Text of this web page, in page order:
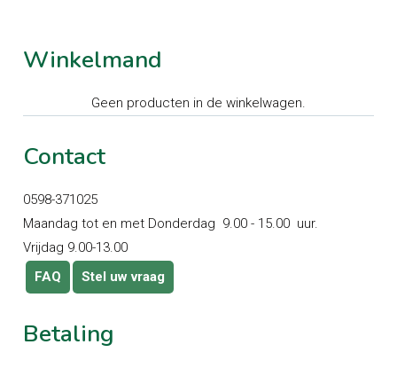
Winkelmand
Geen producten in de winkelwagen.
Contact
0598-371025
Maandag tot en met Donderdag 9.00 - 15.00 uur.
Vrijdag 9.00-13.00
FAQ
Stel uw vraag
Betaling